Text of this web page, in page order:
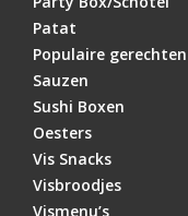
Patat
Populaire gerechten
Sauzen
Sushi Boxen
Oesters
Vis Snacks
Visbroodjes
Vismenu’s